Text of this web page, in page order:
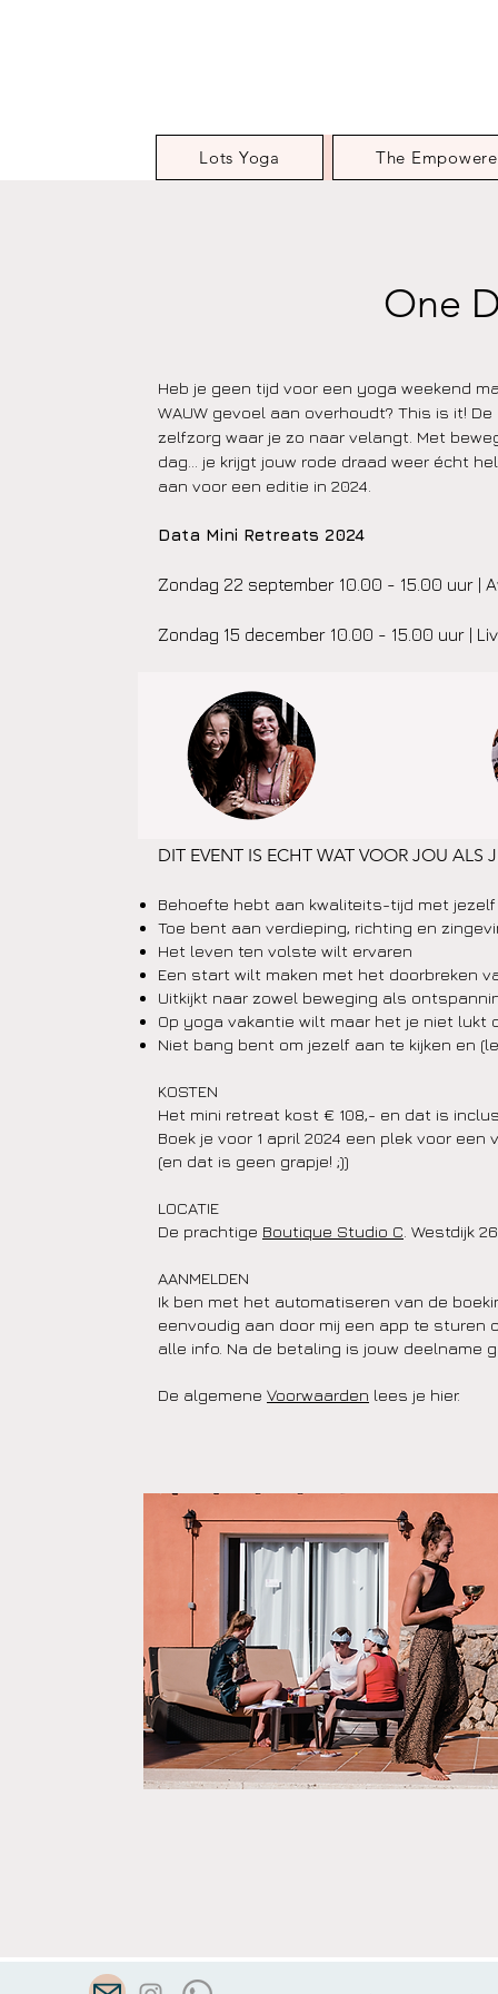
Lots Yoga The
One
Heb je geen tijd voor een yoga weekend
WAUW gevoel aan overhoudt? This is it!
zelfzorg waar je zo naar velangt. Met
dag... je krijgt jouw rode draad weer écht
aan voor een editie in 2024.
Data Mini Retreats 2024
Zondag 22 september 10.00 - 15.00 uur |
Zondag 15 december 10.00 - 15.00 uur |
DIT EVENT IS ECHT WAT VOOR JOU ALS
Behoefte hebt aan kwaliteits-tijd met jezelf
Toe bent aan verdieping, richting en
Het leven ten volste wilt ervaren
Een start wilt maken met het doorbreken
Uitkijkt naar zowel beweging als
Op yoga vakantie wilt maar het je niet lukt
Niet bang bent om jezelf aan te kijken en
KOSTEN
Het mini retreat kost € 108,- en dat is
Boek je voor 1 april 2024 een plek voor
(en dat is geen grapje! ;))
LOCATIE
De prachtige Boutique Studio C . Westdijk
AANMELDEN
Ik ben met het automatiseren van de
eenvoudig aan door mij een app te sturen
alle info. Na de betaling is jouw deelname
De algemene Voorwaarden lees je hier.